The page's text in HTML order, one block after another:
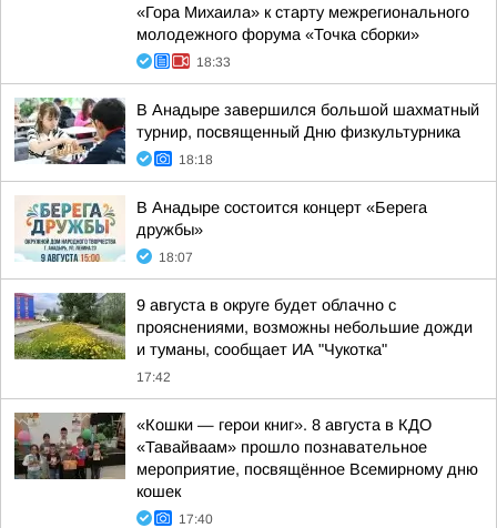
«Гора Михаила» к старту межрегионального
молодежного форума «Точка сборки»
18:33
В Анадыре завершился большой шахматный
турнир, посвященный Дню физкультурника
18:18
В Анадыре состоится концерт «Берега
дружбы»
18:07
9 августа в округе будет облачно с
прояснениями, возможны небольшие дожди
и туманы, сообщает ИА "Чукотка"
17:42
«Кошки — герои книг». 8 августа в КДО
«Тавайваам» прошло познавательное
мероприятие, посвящённое Всемирному дню
кошек
17:40